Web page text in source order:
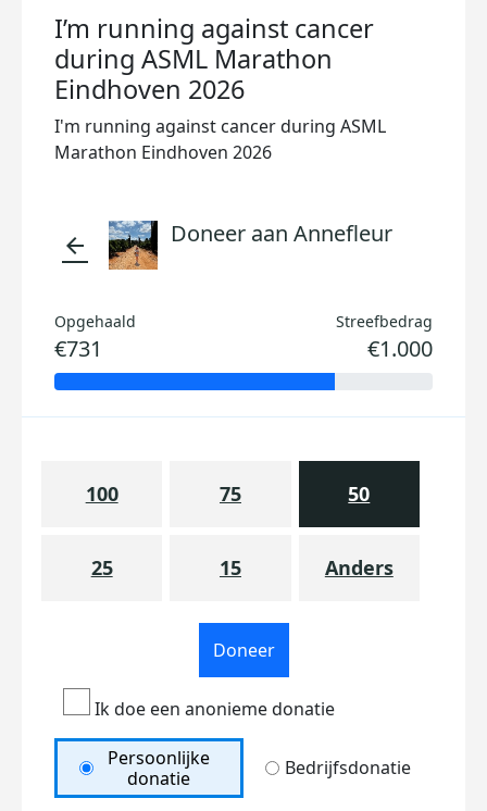
I’m running against cancer
during ASML Marathon
Eindhoven 2026
I'm running against cancer during ASML
Marathon Eindhoven 2026
arrow_back Doneer aan Annefleur
Opgehaald
€731
Streefbedrag
€1.000
100 75 50
25 15 Anders
Doneer
Ik doe een anonieme donatie
Persoonlijke
donatie
Bedrijfsdonatie